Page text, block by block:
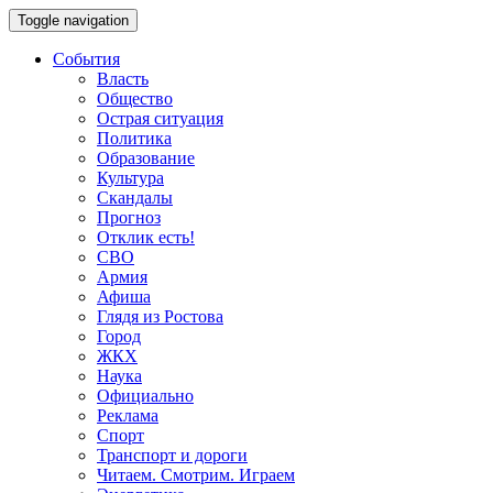
Toggle navigation
События
Власть
Общество
Острая ситуация
Политика
Образование
Культура
Скандалы
Прогноз
Отклик есть!
СВО
Армия
Афиша
Глядя из Ростова
Город
ЖКХ
Наука
Официально
Реклама
Спорт
Транспорт и дороги
Читаем. Смотрим. Играем